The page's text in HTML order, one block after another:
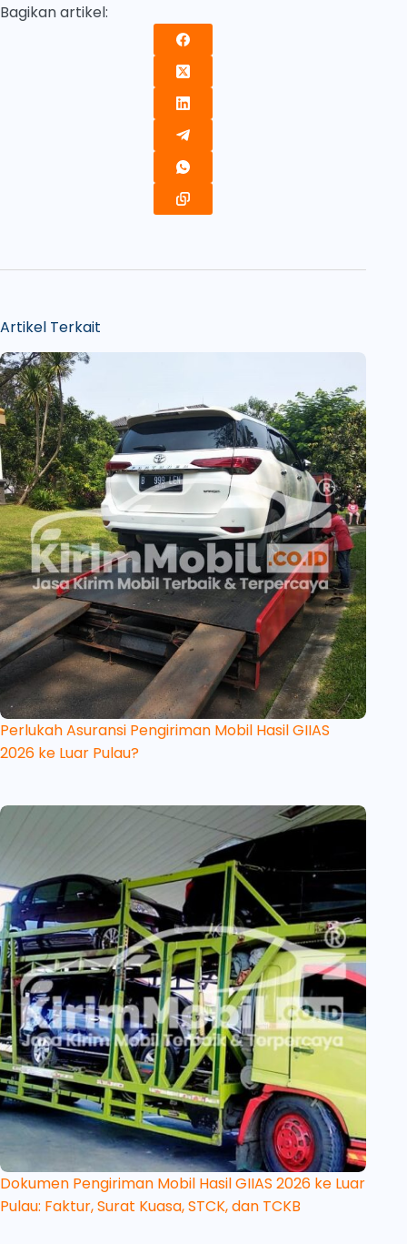
Bagikan artikel:
Artikel Terkait
Perlukah Asuransi Pengiriman Mobil Hasil GIIAS
2026 ke Luar Pulau?
Dokumen Pengiriman Mobil Hasil GIIAS 2026 ke Luar
Pulau: Faktur, Surat Kuasa, STCK, dan TCKB